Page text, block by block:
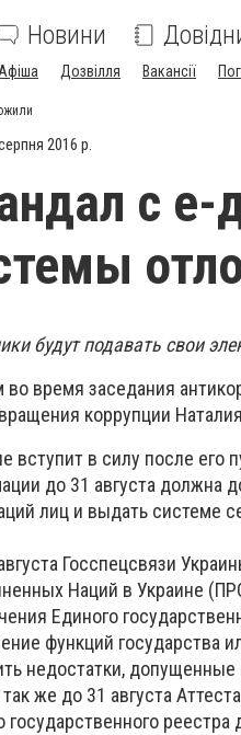
Новини
Афіша Дозвілля Вакансії
2016 р.
с е-
будут подавать свои
во время заседания
коррупции
вступит в силу после его
до 31 августа должна
лиц и выдать системе
Госспецсвязи
Наций в Украине
Единого
функций государства
недостатки,
же до 31 августа
государственного